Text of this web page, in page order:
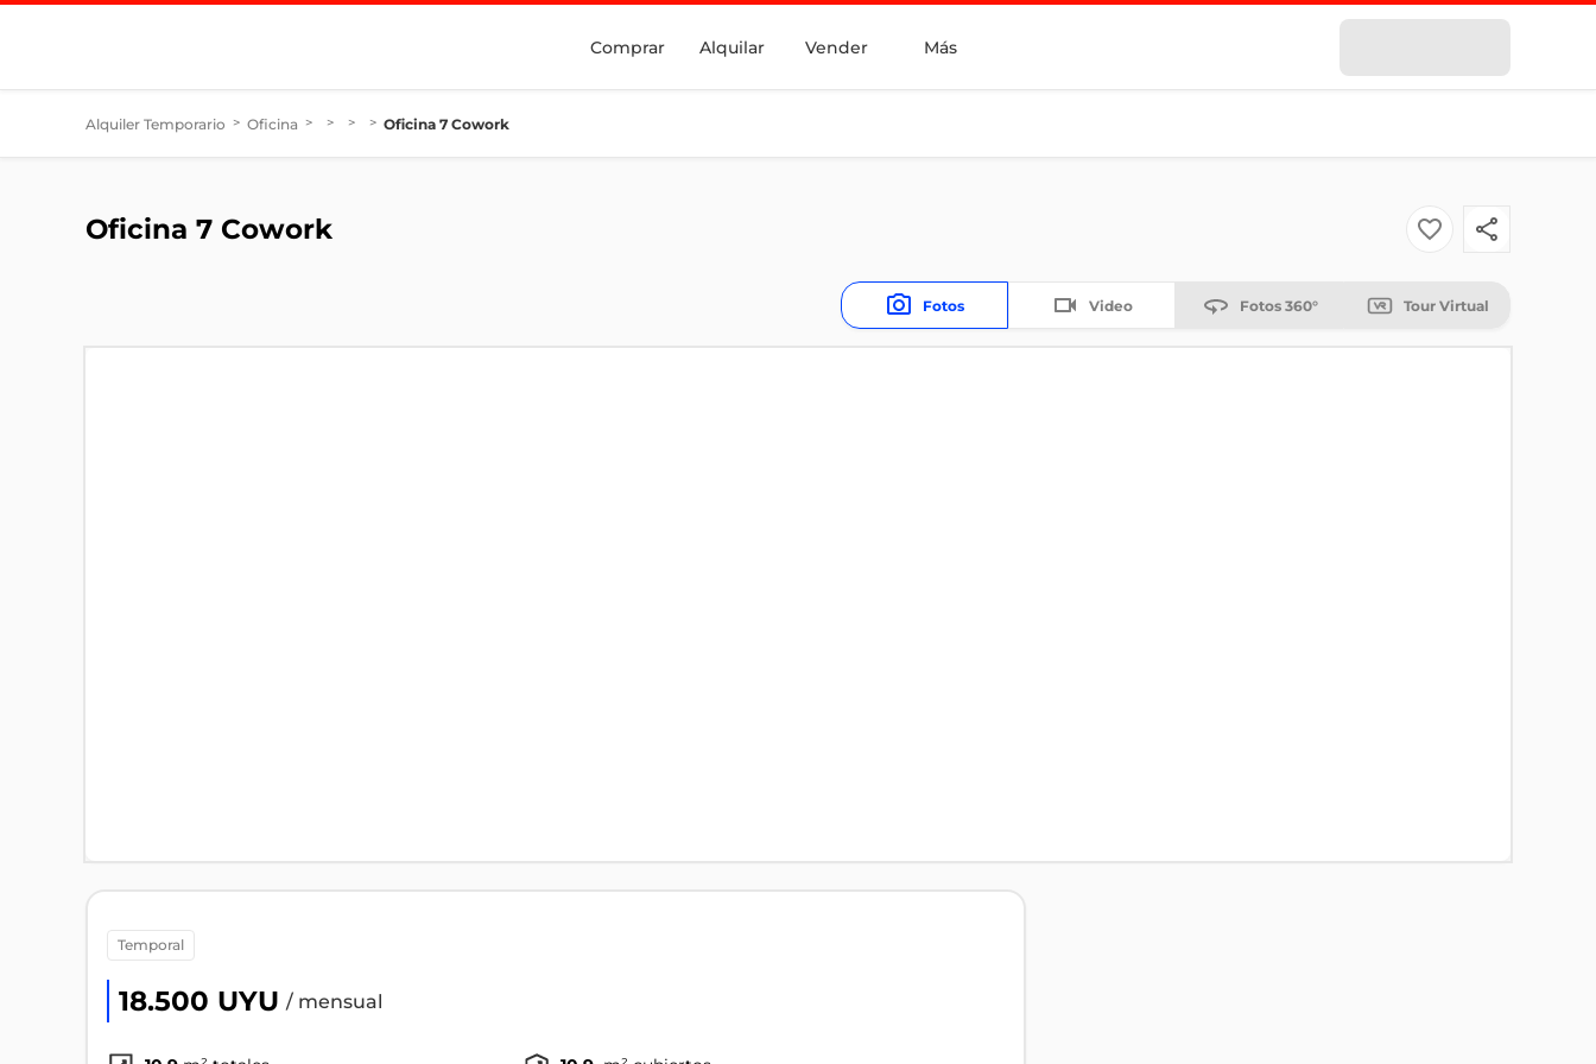
Comprar Alquilar Vender Más
Alquiler Temporario > Oficina > > > > Oficina 7 Cowork
Oficina 7 Cowork
Fotos Video Fotos 360° Tour Virtual
temporal
18.500 UYU / mensual